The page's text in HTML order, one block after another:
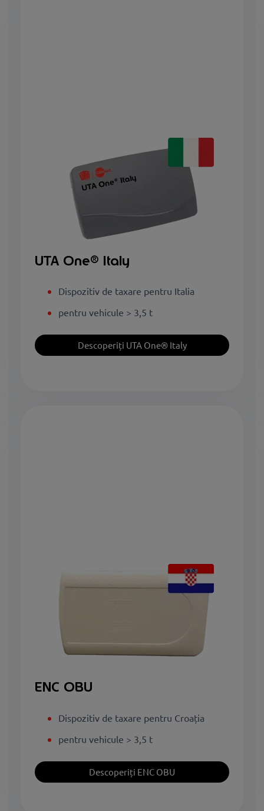
UTA One® Italy
Dispozitiv de taxare pentru Italia
pentru vehicule > 3,5 t
Descoperiți UTA One® Italy
ENC OBU
Dispozitiv de taxare pentru Croația
pentru vehicule > 3,5 t
Descoperiți ENC OBU